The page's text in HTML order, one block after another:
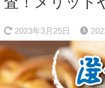
2023年3月25日